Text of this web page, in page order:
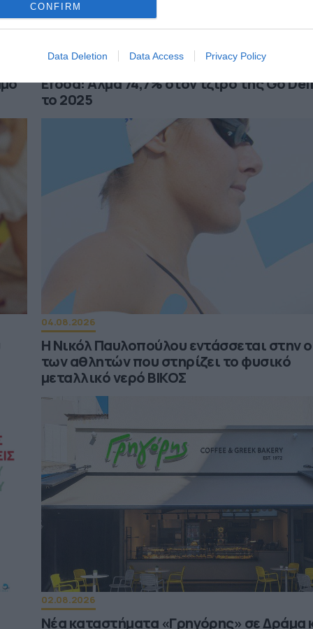
CONFIRM
Data Deletion Data Access Privacy Policy
04.08.2026
Efood: Άλμα 74,7% στον τζίρο της Go
το 2025
04.08.2026
Η Νικόλ Παυλοπούλου εντάσσεται στην
των αθλητών που στηρίζει το φυσικό
μεταλλικό νερό ΒΙΚΟΣ
02.08.2026
Νέα καταστήματα «Γρηγόρης» σε Δράμα